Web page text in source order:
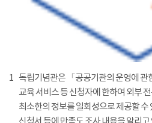
1 독립기념관은 「공공기관의 운영에 관
교육 서비스 등 신청자에 한하여 외부
최소한의 정보를 일회성으로 제공할 수